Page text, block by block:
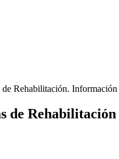
Rehabilitación.
de